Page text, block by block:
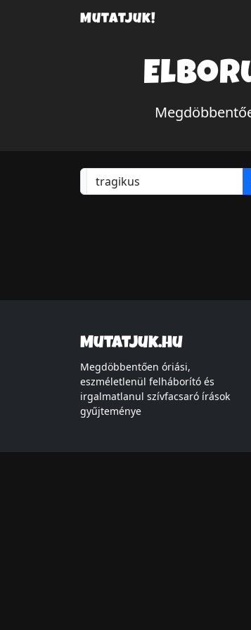
Mutatjuk!
Mutatjuk.hu
Megdöbbentően óriási,
eszméletlenül felháborító és
irgalmatlanul szívfacsaró írások
gyűjteménye